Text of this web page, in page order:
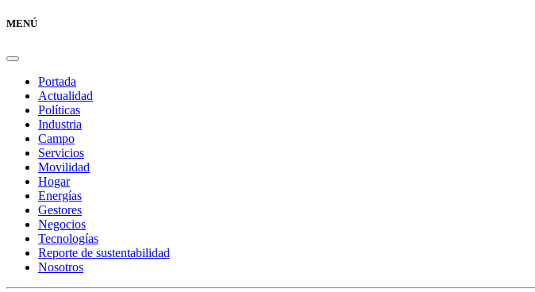
MENÚ
Portada
Actualidad
Políticas
Industria
Campo
Servicios
Movilidad
Hogar
Energías
Gestores
Negocios
Tecnologías
Reporte de sustentabilidad
Nosotros